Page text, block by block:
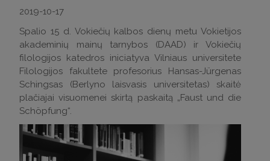
2019-10-17
Spalio 15 d. Vokiečių kalbos dienų metu Vokietijos
akademinių mainų tarnybos (DAAD) ir Vokiečių
filologijos katedros iniciatyva Vilniaus universitete
Filologijos fakultete profesorius Hansas-Jürgenas
Schingsas (Berlyno laisvasis universitetas) skaitė
plačiajai visuomenei skirtą paskaitą „Faust und die
Schöpfung“.